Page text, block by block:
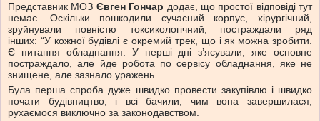
Представник МОЗ Євген Гончар додає, що простої відповіді тут
немає. Оскільки пошкодили сучасний корпус, хірургічний,
зруйнували повністю токсикологічний, постраждали ряд
інших: “У кожної будівлі є окремий трек, що і як можна зробити.
Є питання обладнання. У перші дні з’ясували, яке основне
постраждало, але йде робота по сервісу обладнання, яке не
знищене, але зазнало уражень.
Була перша спроба дуже швидко провести закупівлю і швидко
почати будівництво, і всі бачили, чим вона завершилася,
рухаємося виключно за законодавством.